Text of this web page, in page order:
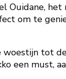
Ouidane, het
om te
woestijn tot
een must,